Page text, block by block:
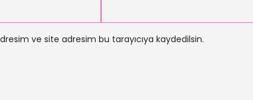
ve site adresim bu tarayıcıya kaydedilsin.